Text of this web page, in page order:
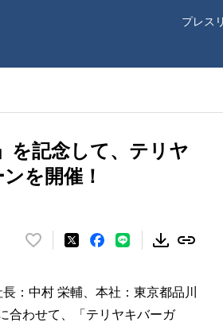
プレス
を記念して、テリヤ
を開催！
い
！
数
：中村 栄輔、本社：東京都品川
合わせて、「テリヤキバーガ